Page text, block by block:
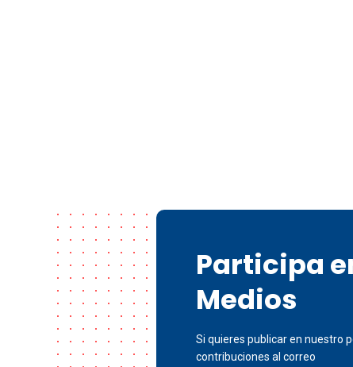
Participa
Medios
Si quieres publicar en nuestro
contribuciones al correo